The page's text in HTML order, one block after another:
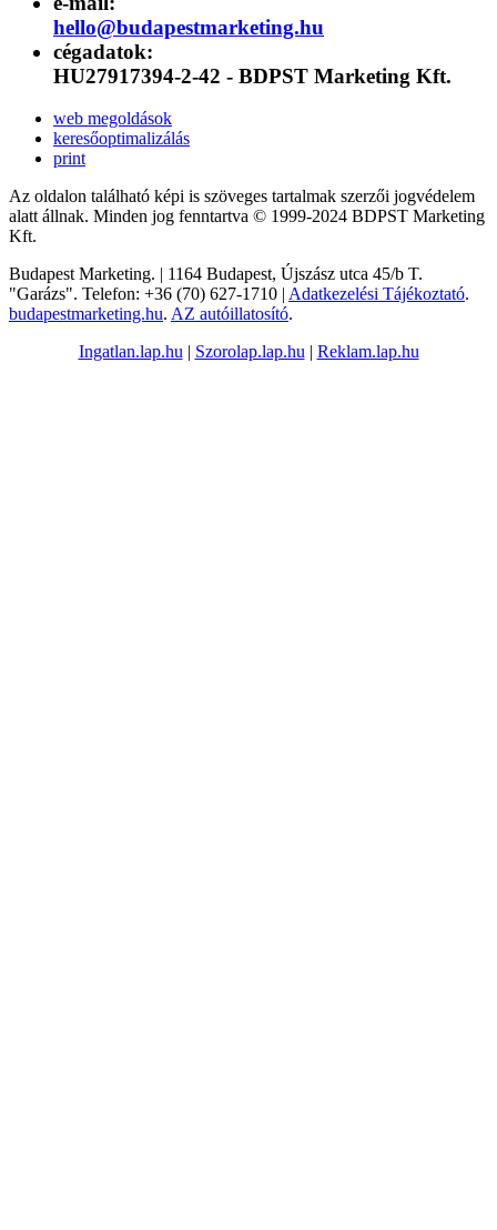
hello@budapestmarketing.hu
cégadatok:
HU27917394-2-42 - BDPST Marketing Kft.
web megoldások
keresőoptimalizálás
print
Az oldalon található képi is szöveges tartalmak szerzői jogvédelem
alatt állnak. Minden jog fenntartva © 1999-2024 BDPST Marketing
Kft.
Budapest Marketing.
1164 Budapest, Újszász utca 45/b T.
"Garázs". Telefon: +36 (70) 627-1710 Adatkezelési Tájékoztató.
budapestmarketing.hu. AZ autóillatosító.
Ingatlan.lap.hu| Szorolap.lap.hu| Reklam.lap.hu